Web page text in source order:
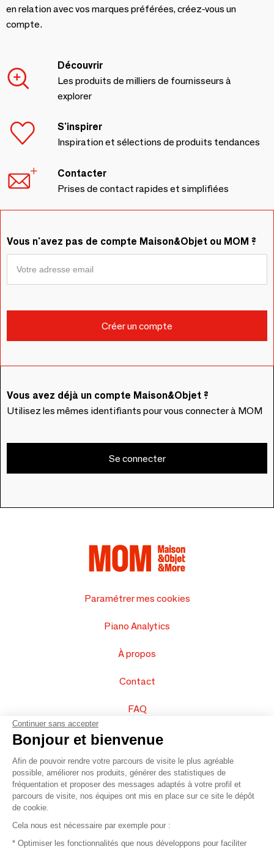
en relation avec vos marques préférées, créez-vous un
compte.
Découvrir
Les produits de milliers de fournisseurs à
explorer
S'inspirer
Inspiration et sélections de produits tendances
Contacter
Prises de contact rapides et simplifiées
Vous n'avez pas de compte Maison&Objet ou MOM ?
Vous avez déjà un compte Maison&Objet ?
Utilisez les mêmes identifiants pour vous connecter à MOM
Se connecter
Paramétrer mes cookies
Piano Analytics
À propos
Contact
FAQ
Vendez vos produits
Plan du site
© 2016 –Organisation SAFI
Continuer sans accepter
Bonjour et bienvenue
Afin de pouvoir rendre votre parcours de visite le plus agréable
possible, améliorer nos produits, générer des statistiques de
fréquentation et proposer des messages adaptés à votre profil et
parcours de visite, nos équipes ont mis en place sur ce site le dépôt
de cookie.
Cela nous est nécessaire par exemple pour :
* Optimiser les fonctionnalités que nous développons pour faciliter